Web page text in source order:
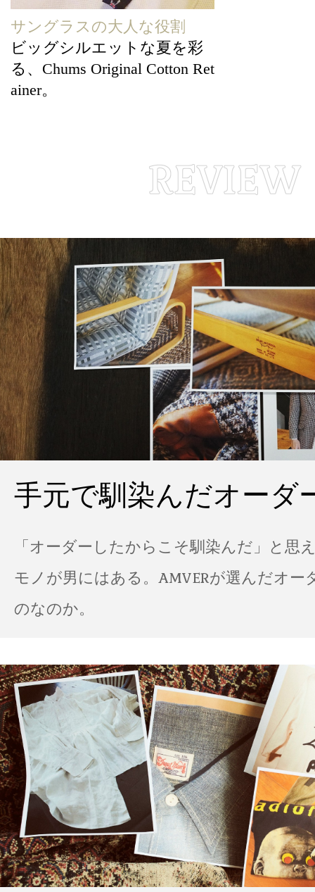
サングラスの大人な役割
ビッグシルエットな夏を彩
る、Chums Original Cotton Ret
ainer。
手元で馴染んだオーダ
「オーダーしたからこそ馴染んだ」と思
モノが男にはある。AMVERが選んだオー
のなのか。